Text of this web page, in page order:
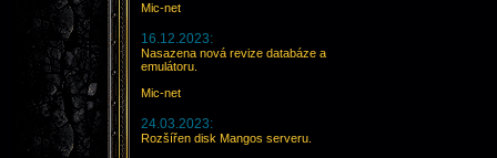
Mic-net
16.12.2023:
Nasazena nová revize databáze a
emulátoru.
Mic-net
24.03.2023:
Rozšířen disk Mangos serveru.